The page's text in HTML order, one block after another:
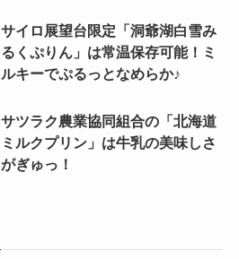
サイロ展望台限定「洞爺湖白雪み
るくぷりん」は常温保存可能！ミ
ルキーでぷるっとなめらか♪
サツラク農業協同組合の「北海道
ミルクプリン」は牛乳の美味しさ
がぎゅっ！